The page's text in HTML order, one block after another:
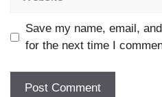
Save my name, email,
for the next time I